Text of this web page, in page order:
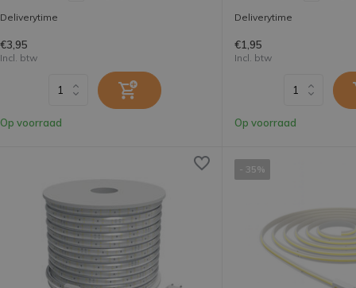
Deliverytime
€3,95
Incl. btw
Op voorraad
Deliverytime
€1,95
Incl. btw
Op voorraad
- 35%